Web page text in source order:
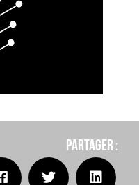
Partager :